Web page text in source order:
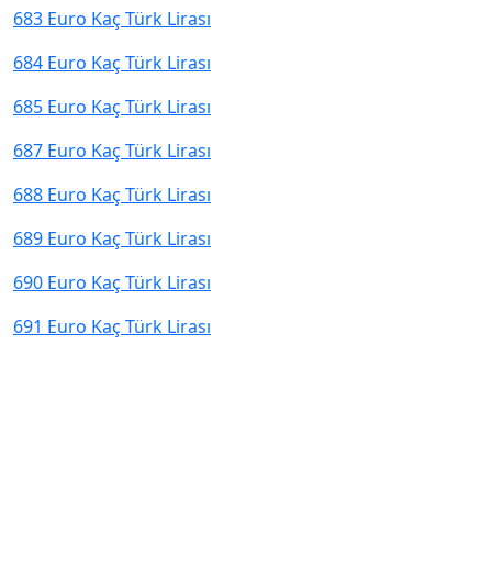
683 Euro Kaç Türk Lirası
684 Euro Kaç Türk Lirası
685 Euro Kaç Türk Lirası
687 Euro Kaç Türk Lirası
688 Euro Kaç Türk Lirası
689 Euro Kaç Türk Lirası
690 Euro Kaç Türk Lirası
691 Euro Kaç Türk Lirası